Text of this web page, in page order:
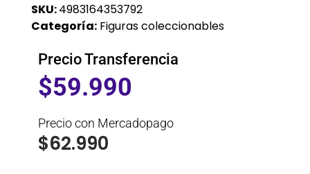
SKU:4983164353792
Categoría: Figuras coleccionables
Precio Transferencia
$59.990
Precio con Mercadopago
$62.990